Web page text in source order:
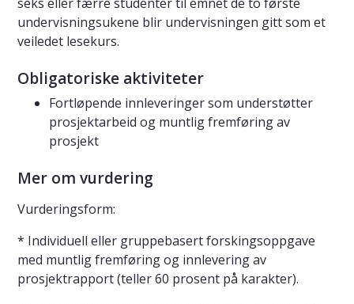
undervisningsukene blir undervisningen gitt som et
veiledet lesekurs.
Obligatoriske aktiviteter
Fortløpende innleveringer som understøtter
prosjektarbeid og muntlig fremføring av
prosjekt
Mer om vurdering
Vurderingsform:
* Individuell eller gruppebasert forskingsoppgave
med muntlig fremføring og innlevering av
prosjektrapport (teller 60 prosent på karakter).